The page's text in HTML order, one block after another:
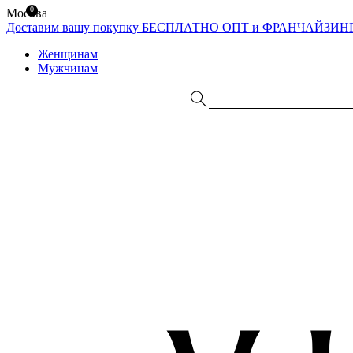
Москва
Доставим вашу покупку БЕСПЛАТНО ОПТ и
Женщинам
Мужчинам
0